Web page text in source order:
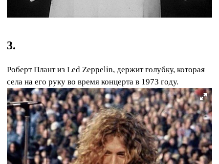
3.
Роберт Плант из Led Zeppelin, держит голубку, которая
села на его руку во время концерта в 1973 году.